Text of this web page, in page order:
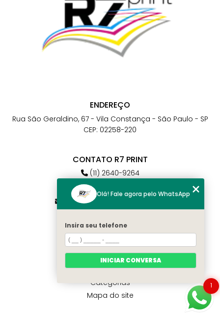
ENDEREÇO
Rua São Geraldino, 67 - Vila Constança - São Paulo - SP
CEP: 02258-220
CONTATO R7 PRINT
(11) 2640-9264
(11) 98784-6664
atendimento@r7print.com.br
MENU
Home
Quem somos
Contato
Categorias
Mapa do site
1
Olá! Fale agora pelo WhatsApp
Insira seu telefone
INICIAR CONVERSA